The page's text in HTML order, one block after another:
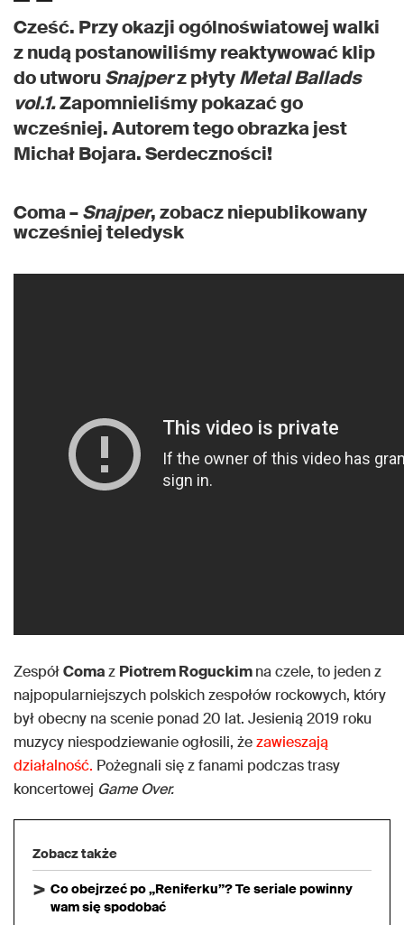
Cześć. Przy okazji ogólnoświatowej walki
z nudą postanowiliśmy reaktywować klip
do utworuSnajperz płytyMetal Ballads
vol.1.Zapomnieliśmy pokazać go
wcześniej. Autorem tego obrazka jest
Michał Bojara. Serdeczności!
Coma –Snajper, zobacz niepublikowany
wcześniej teledysk
ZespółComaz Piotrem Roguckimna czele, to jeden z
najpopularniejszych polskich zespołów rockowych, który
był obecny na scenie ponad 20 lat. Jesienią 2019 roku
muzycy niespodziewanie ogłosili, żezawieszają
działalność. Pożegnali się z fanami podczas trasy
koncertowej Game Over.
Zobacz także
Co obejrzeć po „Reniferku”? Te seriale powinny
wam się spodobać